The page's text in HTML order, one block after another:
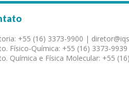
+55 (16) 3373-9900 |
Físico-Química: +55 (16) 3373-9939
Química e Física Molecular: +55